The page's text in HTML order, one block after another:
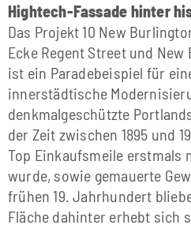
Hightech-Fassade hinter
Das Projekt 10 New
Ecke Regent Street und
ist ein Paradebeispiel für
innerstädtische
denkmalgeschützte
der Zeit zwischen 1895 und
Top Einkaufsmeile erstmals
wurde, sowie gemauerte
frühen 19. Jahrhundert
Fläche dahinter erhebt sich